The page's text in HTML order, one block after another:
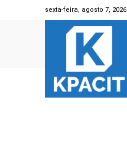
sexta-feira, agosto 7, 2026